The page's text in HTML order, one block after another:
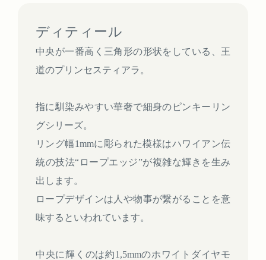
ディティール
中央が一番高く三角形の形状をしている、王
道のプリンセスティアラ。
指に馴染みやすい華奢で細身のピンキーリン
グシリーズ。
リング幅1mmに彫られた模様はハワイアン伝
統の技法“ロープエッジ”が複雑な輝きを生み
出します。
ロープデザインは人や物事が繋がることを意
味するといわれています。
中央に輝くのは約1,5mmのホワイトダイヤモ